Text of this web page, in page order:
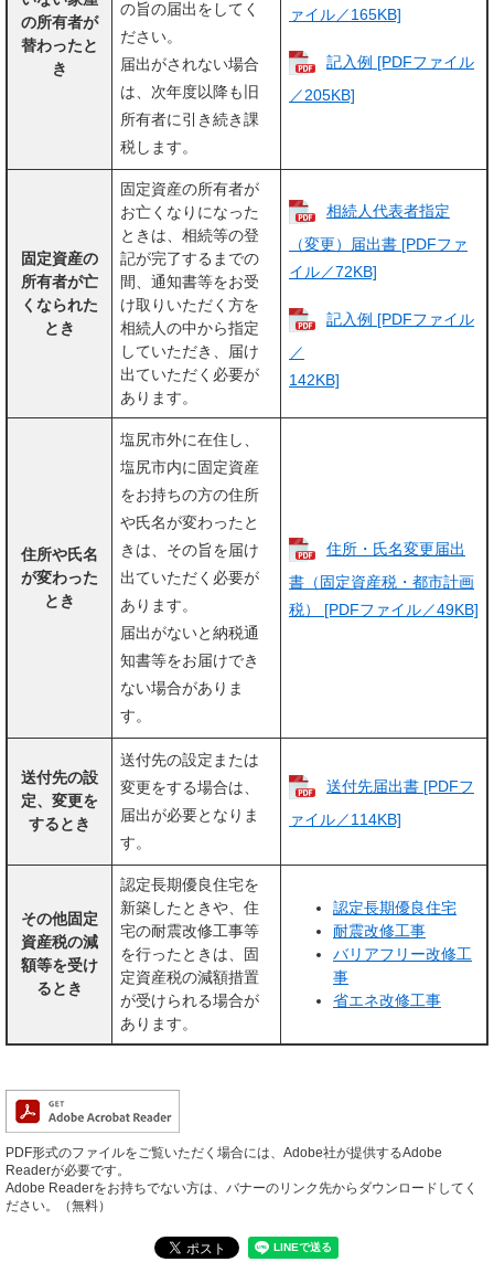
の所有者が
替わったと
き
の旨の届出をしてく
ださい。
届出がされない場合
は、次年度以降も旧
所有者に引き続き課
税します。
ァイル／165KB]
記入例 [PDFファイル
／205KB]
固定資産の
所有者が亡
くなられた
とき
固定資産の所有者が
お亡くなりになった
ときは、相続等の登
記が完了するまでの
間、通知書等をお受
け取りいただく方を
相続人の中から指定
していただき、届け
出ていただく必要が
あります。
相続人代表者指定
（変更）届出書 [PDFファ
イル／72KB]
記入例 [PDFファイル
／
142KB]
住所や氏名
が変わった
とき
塩尻市外に在住し、
塩尻市内に固定資産
をお持ちの方の住所
や氏名が変わったと
きは、その旨を届け
出ていただく必要が
あります。
届出がないと納税通
知書等をお届けでき
ない場合がありま
す。
住所・氏名変更届出
書（固定資産税・都市計画
税） [PDFファイル／49KB]
送付先の設
定、変更を
するとき
送付先の設定または
変更をする場合は、
届出が必要となりま
す。
送付先届出書 [PDFフ
ァイル／114KB]
その他固定
資産税の減
額等を受け
るとき
認定長期優良住宅を
新築したときや、住
宅の耐震改修工事等
を行ったときは、固
定資産税の減額措置
が受けられる場合が
あります。
認定長期優良住宅
耐震改修工事
バリアフリー改修工
事
省エネ改修工事
PDF形式のファイルをご覧いただく場合には、Adobe社が提供するAdobe
Readerが必要です。
Adobe Readerをお持ちでない方は、バナーのリンク先からダウンロードしてく
ださい。（無料）